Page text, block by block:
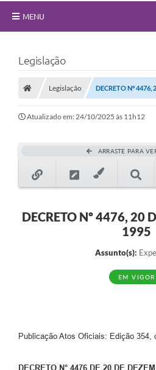
MENU
Principal
Nossa Cidade
Secretarias
Transparência
Programa Famílias Fortes
Contratação de estagiário - estudante
Galeria de Fotos
Legislação
Legislação DECRETO Nº 4476,
Atualizado em: 24/10/2025 às 11h12
ARRASTE PARA
DECRETO Nº 4476, 20
1995
Assunto(s):
EM VIGOR
Publicação Atos Oficiais: Edição 354,
DECRETO N° 4476 DE 20 DE